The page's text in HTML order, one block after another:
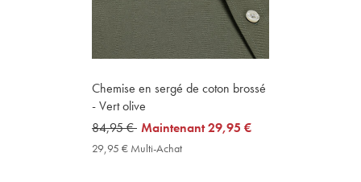
Chemise en sergé de coton brossé
- Vert olive
was
84,95
84,95 € now
29,95
Maintenant29,95 €
29,95 € Multi-Achat